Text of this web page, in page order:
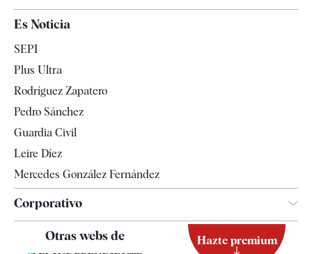
España
Televisión
Es Noticia
SEPI
Plus Ultra
Rodríguez Zapatero
Pedro Sánchez
Guardia Civil
Leire Díez
Mercedes González Fernández
Corporativo
Contacto
Otras webs de Hazte premium